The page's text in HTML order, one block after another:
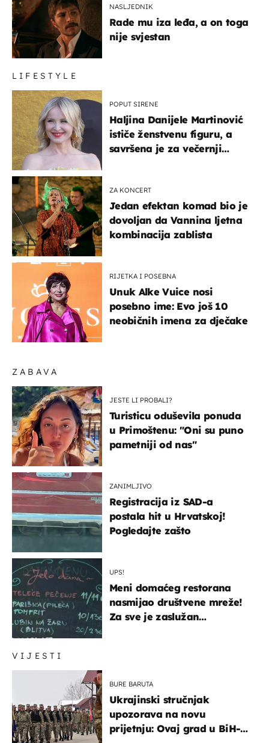
VIJESTI
BURE BARUTA
Ukrajinski stručnjak
upozorava na novu
prijetnju: Ovaj grad u BiH-u
ZABAVA
JESTE LI PROBALI?
Turisticu oduševila ponuda
u Primoštenu: "Oni su puno
pametniji od nas"
ZANIMLJIVO
Registracija iz SAD-a
postala hit u Hrvatskoj!
Pogledajte zašto
UPS!
Meni domaćeg restorana
nasmijao društvene mreže!
Za sve je zaslužan
NASLJEDNIK
Rade mu iza leđa, a on toga
nije svjestan
LIFESTYLE
POPUT SIRENE
Haljina Danijele Martinović
ističe ženstvenu figuru, a
savršena je za večernji
ZA KONCERT
Jedan efektan komad bio je
dovoljan da Vannina ljetna
kombinacija zablista
RIJETKA I POSEBNA
Unuk Alke Vuice nosi
posebno ime: Evo još 10
neobičnih imena za dječake